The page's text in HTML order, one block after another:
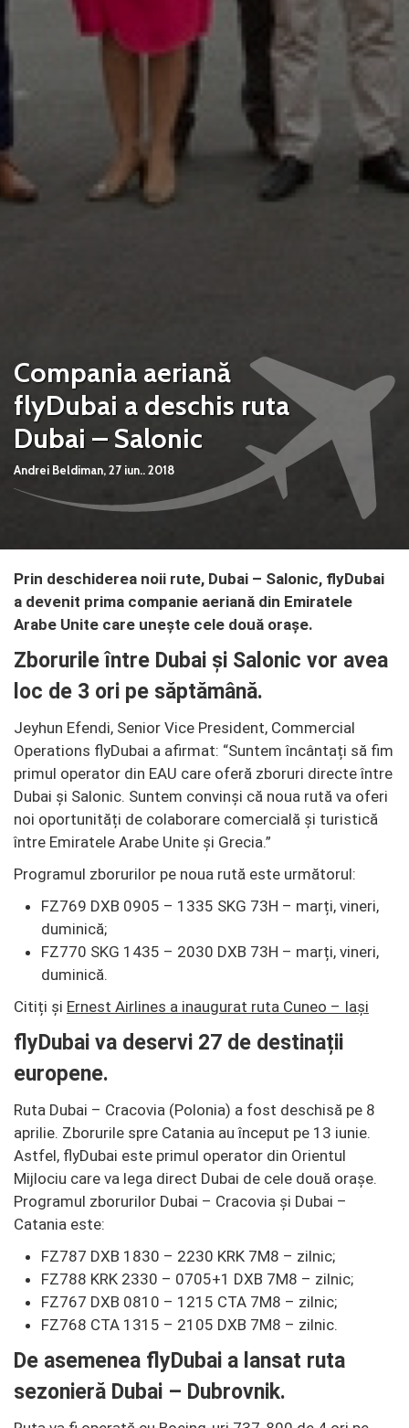
Compania aeriană
flyDubai a deschis ruta
Dubai – Salonic
Andrei Beldiman,27 iun.. 2018
Prin deschiderea noii rute, Dubai – Salonic, flyDubai
a devenit prima companie aeriană din Emiratele
Arabe Unite care unește cele două orașe.
Zborurile între Dubai și Salonic vor avea
loc de 3 ori pe săptămână.
Jeyhun Efendi, Senior Vice President, Commercial
Operations flyDubai a afirmat: “Suntem încântați să fim
primul operator din EAU care oferă zboruri directe între
Dubai și Salonic. Suntem convinși că noua rută va oferi
noi oportunități de colaborare comercială și turistică
între Emiratele Arabe Unite și Grecia.”
Programul zborurilor pe noua rută este următorul:
FZ769 DXB 0905 – 1335 SKG 73H – marți, vineri,
duminică;
FZ770 SKG 1435 – 2030 DXB 73H – marți, vineri,
duminică.
Citiți și Ernest Airlines a inaugurat ruta Cuneo – Iași
flyDubai va deservi 27 de destinații
europene.
Ruta Dubai – Cracovia (Polonia) a fost deschisă pe 8
aprilie. Zborurile spre Catania au început pe 13 iunie.
Astfel, flyDubai este primul operator din Orientul
Mijlociu care va lega direct Dubai de cele două orașe.
Programul zborurilor Dubai – Cracovia și Dubai –
Catania este:
FZ787 DXB 1830 – 2230 KRK 7M8 – zilnic;
FZ788 KRK 2330 – 0705+1 DXB 7M8 – zilnic;
FZ767 DXB 0810 – 1215 CTA 7M8 – zilnic;
FZ768 CTA 1315 – 2105 DXB 7M8 – zilnic.
De asemenea flyDubai a lansat ruta
sezonieră Dubai – Dubrovnik.